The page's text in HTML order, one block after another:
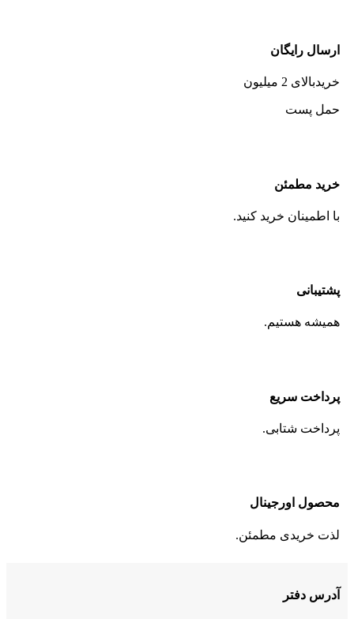
ارسال رایگان
خریدبالای 2 میلیون
حمل پست
خرید مطمئن
با اطمینان خرید کنید.
پشتیبانی
همیشه هستیم.
پرداخت سریع
پرداخت شتابی.
محصول اورجینال
لذت خریدی مطمئن.
آدرس دفتر